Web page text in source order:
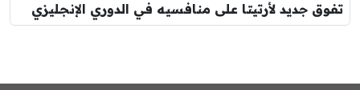
تفوق جديد لأرتيتا على منافسيه في الدوري الإنجليزي